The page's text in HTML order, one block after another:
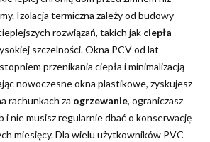
Izolacja termiczna zależy od budowy
rozwiązań, takich jak ciepła
szczelności. Okna PCV od lat
przenikania ciepła i minimalizacją
nowoczesne okna plastikowe, zyskujesz
rachunkach za ogrzewanie, ograniczasz
i nie musisz regularnie dbać o konserwację
miesięcy. Dla wielu użytkowników PVC